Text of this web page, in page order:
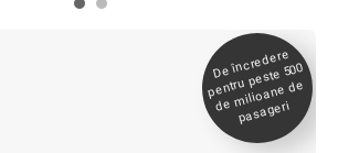
De încredere
pentru peste 500
de
milioane de
pasageri